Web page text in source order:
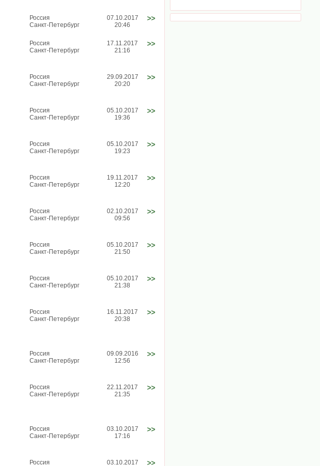
Россия
Санкт-Петербург
07.10.2017
20:46
>>
Россия
Санкт-Петербург
17.11.2017
21:16
>>
Россия
Санкт-Петербург
29.09.2017
20:20
>>
Россия
Санкт-Петербург
05.10.2017
19:36
>>
Россия
Санкт-Петербург
05.10.2017
19:23
>>
Россия
Санкт-Петербург
19.11.2017
12:20
>>
Россия
Санкт-Петербург
02.10.2017
09:56
>>
Россия
Санкт-Петербург
05.10.2017
21:50
>>
Россия
Санкт-Петербург
05.10.2017
21:38
>>
Россия
Санкт-Петербург
16.11.2017
20:38
>>
Россия
Санкт-Петербург
09.09.2016
12:56
>>
Россия
Санкт-Петербург
22.11.2017
21:35
>>
Россия
Санкт-Петербург
03.10.2017
17:16
>>
Россия 03.10.2017 >>